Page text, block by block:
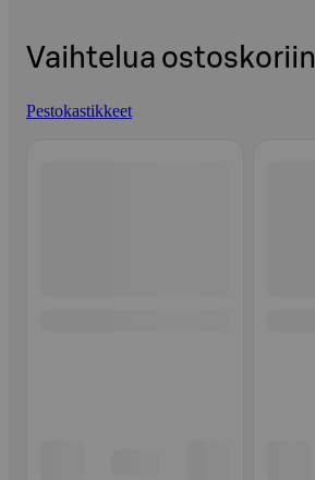
Vaihtelua ostoskoriin
Pestokastikkeet